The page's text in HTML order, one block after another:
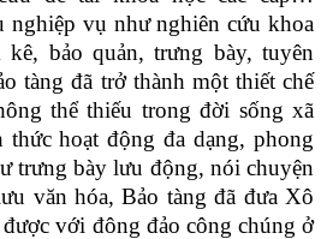
nghiệp vụ như nghiên cứu khoa
bảo quản, trưng bày, tuyên
tàng đã trở thành một thiết chế
thể thiếu trong đời sống xã
hoạt động đa dạng, phong
trưng bày lưu động, nói chuyện
văn hóa, Bảo tàng đã đưa Xô
với đông đảo công chúng ở